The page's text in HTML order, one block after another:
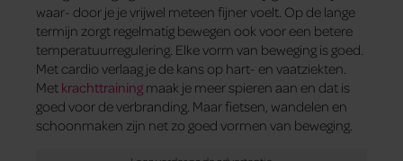
waar- door je je vrijwel meteen fijner voelt. Op de lange
termijn zorgt regelmatig bewegen ook voor een betere
temperatuurregulering. Elke vorm van beweging is goed.
Met cardio verlaag je de kans op hart- en vaatziekten.
Met krachttraining maak je meer spieren aan en dat is
goed voor de verbranding. Maar fietsen, wandelen en
schoonmaken zijn net zo goed vormen van beweging.